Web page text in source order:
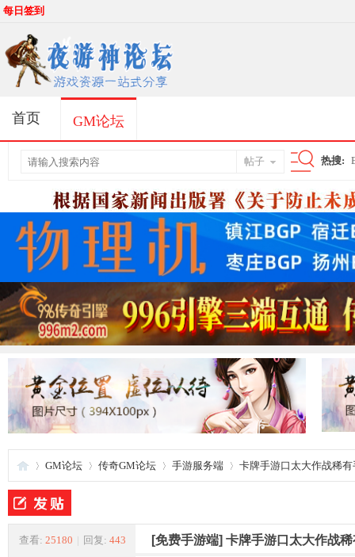
每日签到
首页 GM论坛
帖子
索
热搜:
夜 »
GM论坛
›
传奇GM论坛
›
手游服务端 卡牌手游口太大作战稀
查看: 25180 | 回复: 443 [免费手游端] 卡牌手游口太大作战